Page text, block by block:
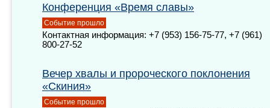
Конференция «Время славы»
Событие прошло
Контактная информация: +7 (953) 156-75-77, +7 (961)
800-27-52
Вечер хвалы и пророческого поклонения
«Скиния»
Событие прошло